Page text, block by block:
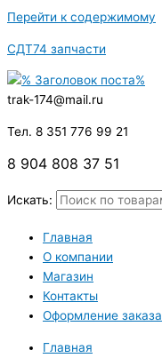
Перейти к содержимому
СДТ74 запчасти
trak-174@mail.ru
Тел. 8 351 776 99 21
8 904 808 37 51
Искать:
Главная
О компании
Магазин
Контакты
Оформление заказа
Главная